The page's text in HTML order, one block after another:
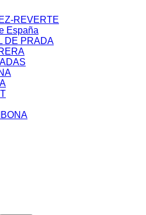
REVERTE
España
DE PRADA